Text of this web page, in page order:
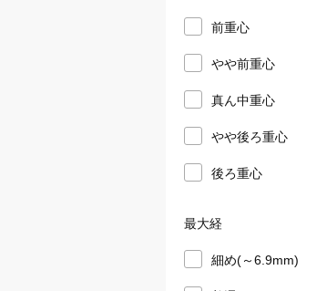
前重心
やや前重心
真ん中重心
やや後ろ重心
後ろ重心
最大経
細め(～6.9mm)